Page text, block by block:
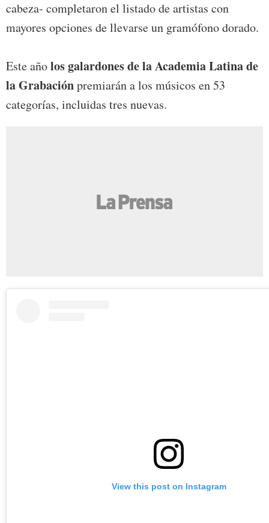
cabeza- completaron el listado de artistas con
mayores opciones de llevarse un gramófono dorado.
Este añolos galardones de la Academia Latina de
la Grabaciónpremiarán a los músicos en 53
categorías, incluidas tres nuevas.
View this post on Instagram